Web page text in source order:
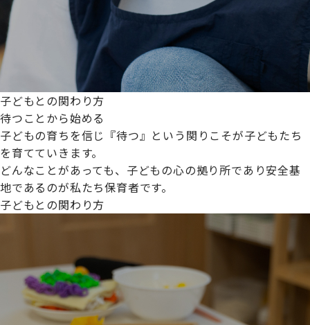
子どもとの関わり方
待つことから始める
子どもの育ちを信じ『待つ』という関りこそが子どもたち
を育てていきます。
どんなことがあっても、子どもの心の拠り所であり安全基
地であるのが私たち保育者です。
子どもとの関わり方